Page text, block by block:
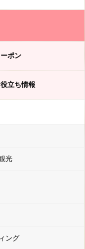
ポン
立ち情報
光
ング